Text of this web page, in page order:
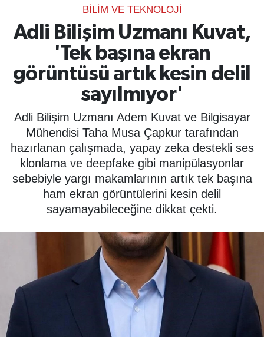
BILIM VE TEKNOLOJI
Adli Bilişim Uzmanı Kuvat,
'Tek başına ekran
görüntüsü artık kesin delil
sayılmıyor'
Adli Bilişim Uzmanı Adem Kuvat ve Bilgisayar
Mühendisi Taha Musa Çapkur tarafından
hazırlanan çalışmada, yapay zeka destekli ses
klonlama ve deepfake gibi manipülasyonlar
sebebiyle yargı makamlarının artık tek başına
ham ekran görüntülerini kesin delil
sayamayabileceğine dikkat çekti.
SPOR
ÇEVRE
YAŞAM
BİLİM - TEKNOLOJİ
KADIN
KÜLTÜR SANAT
MAGAZİN